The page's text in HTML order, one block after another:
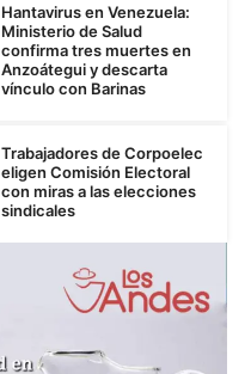
Hantavirus en Venezuela:
Ministerio de Salud
confirma tres muertes en
Anzoátegui y descarta
vínculo con Barinas
Trabajadores de Corpoelec
eligen Comisión Electoral
con miras a las elecciones
sindicales